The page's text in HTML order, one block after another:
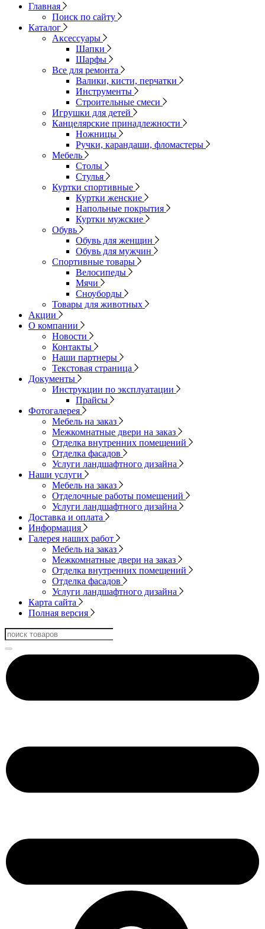
Главная
Поиск по сайту
Каталог
Аксессуары
Шапки
Шарфы
Все для ремонта
Валики, кисти, перчатки
Инструменты
Строительные смеси
Игрушки для детей
Канцелярские принадлежности
Ножницы
Ручки, карандаши, фломастеры
Мебель
Столы
Стулья
Куртки спортивные
Куртки женские
Напольные покрытия
Куртки мужские
Обувь
Обувь для женщин
Обувь для мужчин
Спортивные товары
Велосипеды
Мячи
Сноуборды
Товары для животных
Акции
О компании
Новости
Контакты
Наши партнеры
Текстовая страница
Документы
Инструкции по эксплуатации
Прайсы
Фотогалерея
Мебель на заказ
Межкомнатные двери на заказ
Отделка внутренних помещений
Отделка фасадов
Услуги ландшафтного дизайна
Наши услуги
Мебель на заказ
Отделочные работы помещений
Услуги ландшафтного дизайна
Доставка и оплата
Информация
Галерея наших работ
Мебель на заказ
Межкомнатные двери на заказ
Отделка внутренних помещений
Отделка фасадов
Услуги ландшафтного дизайна
Карта сайта
Полная версия